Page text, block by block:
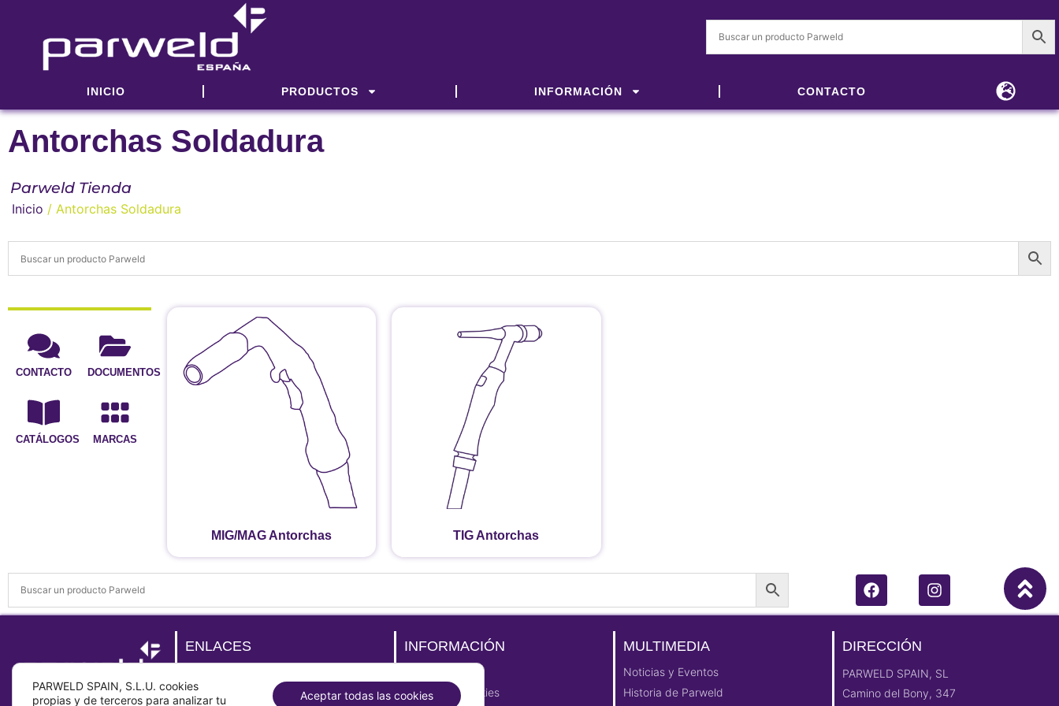
INICIO PRODUCTOS INFORMACIÓN CONTACTO
Antorchas Soldadura
Parweld Tienda
Inicio / Antorchas Soldadura
CONTACTO DOCUMENTOS
CATÁLOGOS MARCAS
MIG/MAG Antorchas TIG Antorchas
ENLACES
Contacto
INFORMACIÓN
Política de cookies
MULTIMEDIA
Noticias y Eventos
Historia de Parweld
DIRECCIÓN
PARWELD SPAIN, SL
Camino del Bony, 347
PARWELD SPAIN, S.L.U. cookies
propias y de terceros para analizar tu
Aceptar todas las cookies